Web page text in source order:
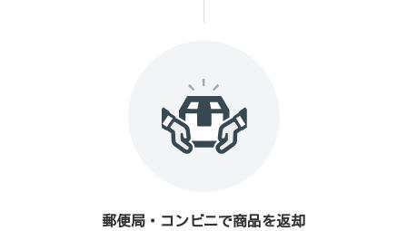
郵便局・コンビニで商品を返却